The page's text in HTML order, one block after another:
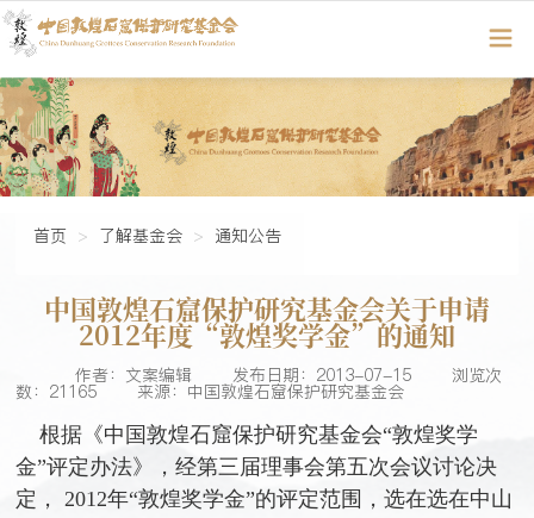
首页 了解基金会 通知公告
中国敦煌石窟保护研究基金会关于申请
2012年度“敦煌奖学金”的通知
作者：文案编辑 发布日期：2013-07-15 浏览次
数：21165
来源：中国敦煌石窟保护研究基金会
根据《中国敦煌石窟保护研究基金会“敦煌奖学
金”评定办法》，经第三届理事会第五次会议讨论决
定， 2012年“敦煌奖学金”的评定范围，选在选在中山